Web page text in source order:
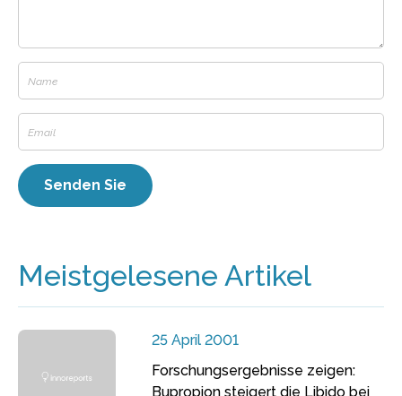
Meistgelesene Artikel
25 April 2001
Forschungsergebnisse zeigen:
Bupropion steigert die Libido bei